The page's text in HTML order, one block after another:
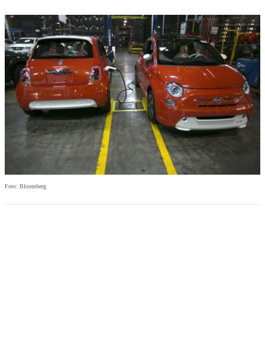
Foto: Bloomberg